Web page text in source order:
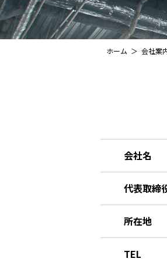
ホーム ＞ 会社案
会社名
代表取締
所在地
TEL